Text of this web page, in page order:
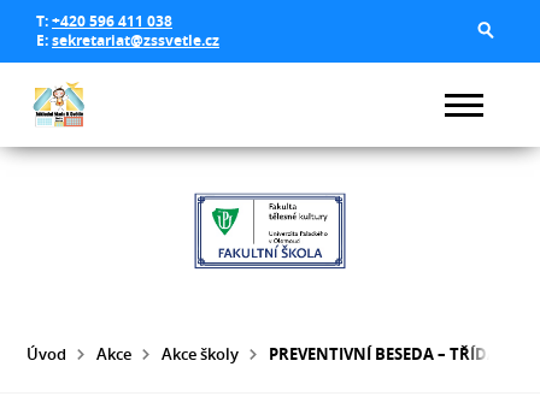
T:+420 596 411 038
E:sekretariat@zssvetle.cz
Úvod Akce Akce školy PREVENTIVNÍ BESEDA – TŘÍDA